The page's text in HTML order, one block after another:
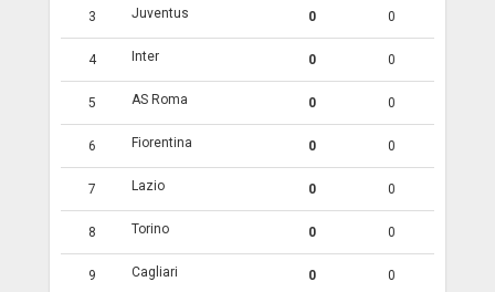
3 Juventus 0 0
4 Inter 0 0
5 AS Roma 0 0
6 Fiorentina 0 0
7 Lazio 0 0
8 Torino 0 0
9 Cagliari 0 0